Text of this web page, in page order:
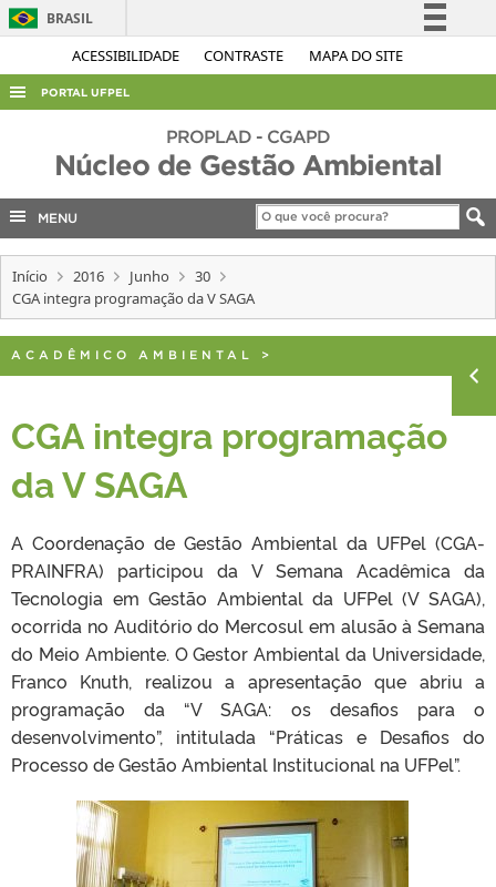
ACESSIBILIDADE CONTRASTE MAPA DO SITE
BRASIL
Simplifique!
Acesso à informação
Canais
PORTAL UFPEL
ACESSO À INFORMAÇÃO
AUDITORIA
EDITAIS
INTERNACIONAL
OUVIDORIA
TELEFONES
PROPLAD - CGAPD
Núcleo de Gestão Ambiental
MENU
Início 2016 Junho
30
CGA integra programação da V SAGA
ACADÊMICO AMBIENTAL >
CGA integra programação
da V SAGA
A Coordenação de Gestão Ambiental da UFPel (CGA-
PRAINFRA) participou da V Semana Acadêmica da
Tecnologia em Gestão Ambiental da UFPel (V SAGA),
ocorrida no Auditório do Mercosul em alusão à Semana
do Meio Ambiente. O Gestor Ambiental da Universidade,
Franco Knuth, realizou a apresentação que abriu a
programação da “V SAGA: os desafios para o
desenvolvimento”, intitulada “Práticas e Desafios do
Processo de Gestão Ambiental Institucional na UFPel”.